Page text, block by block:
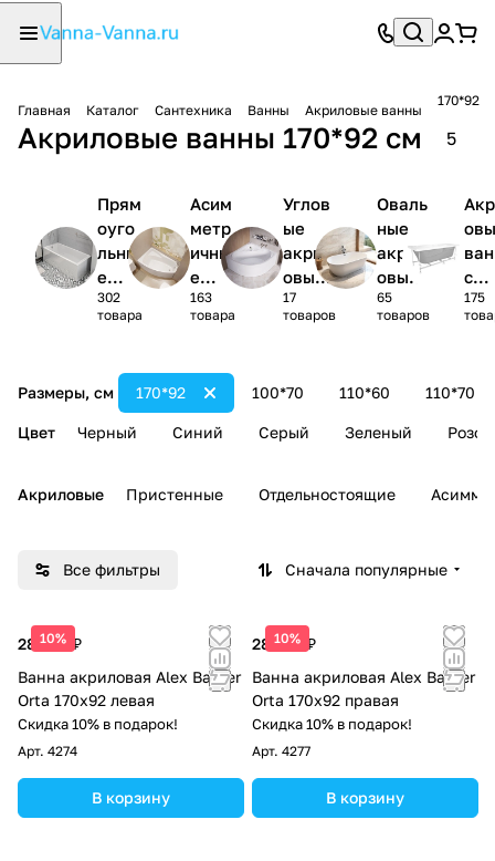
Главная Каталог Сантехника Ванны Акриловые ванны
170*92
Акриловые ванны 170*92 см 5
Прям
оуго
льны
е
акри
ловы
ванн
ы
302
товара
Асим
метр
ичны
е
акри
ловы
ванн
163
товара
Углов
ые
акрил
овые
ванны
1/4
17
товаров
Оваль
ные
акрил
овые
ванны
65
товаров
с
сом
)
175
Размеры, см 100*70 110*60 110*70
170*92
Цвет Черный Синий Серый Зеленый
Акриловые Пристенные Отдельностоящие
Все фильтры Сначала популярные
10%
28 991 ₽
Ванна акриловая Alex Baitler
Orta 170x92 левая
Скидка 10% в подарок!
Арт. 4274
В корзину
10%
28 991 ₽
Ванна акриловая Alex Baitler
Orta 170x92 правая
Скидка 10% в подарок!
Арт. 4277
В корзину